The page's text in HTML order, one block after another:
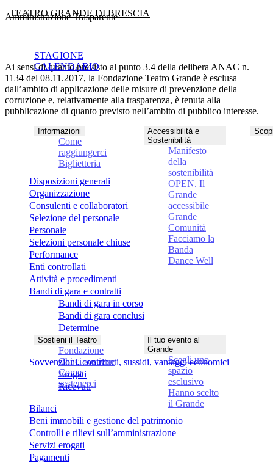
TEATRO GRANDE DI BRESCIA
STAGIONE
CALENDARIO
Informazioni
Come
raggiungerci
Biglietteria
Accessibilità e
Sostenibilità
Manifesto
della
sostenibilità
OPEN. Il
Grande
accessibile
Grande
Comunità
Facciamo la
Banda
Dance Well
Sostieni il Teatro
Fondazione
Chi ci sostiene
Come
sostenerci
Il tuo evento al
Grande
Scegli uno
spazio
esclusivo
Hanno scelto
il Grande
Disposizioni generali
Organizzazione
Consulenti e collaboratori
Selezione del personale
Personale
Selezioni personale chiuse
Performance
Enti controllati
Attività e procedimenti
Bandi di gara e contratti
Bandi di gara in corso
Bandi di gara conclusi
Determine
Contratti
Sovvenzioni, contributi, sussidi, vantaggi economici
Erogati
Ricevuti
Bilanci
Beni immobili e gestione del patrimonio
Controlli e rilievi sull’amministrazione
Servizi erogati
Pagamenti
Amministrazione Trasparente
Ai sensi di quanto previsto al punto 3.4 della delibera ANAC n.
1134 del 08.11.2017, la Fondazione Teatro Grande è esclusa
dall’ambito di applicazione delle misure di prevenzione della
corruzione e, relativamente alla trasparenza, è tenuta alla
pubblicazione di quanto previsto nell’ambito di pubblico interesse.